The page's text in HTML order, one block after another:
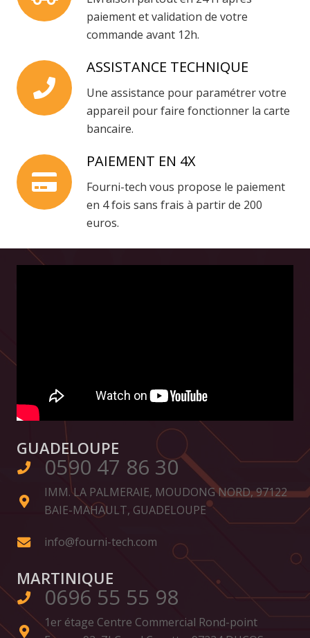
paiement et validation de votre
commande avant 12h.
ASSISTANCE TECHNIQUE
Une assistance pour paramétrer votre
appareil pour faire fonctionner la carte
bancaire.
PAIEMENT EN 4X
Fourni-tech vous propose le paiement
en 4 fois sans frais à partir de 200
euros.
GUADELOUPE
0590 47 86 30
IMM. LA PALMERAIE, MOUDONG NORD, 97122
BAIE-MAHAULT, GUADELOUPE
info@fourni-tech.com
MARTINIQUE
0696 55 55 98
1er étage Centre Commercial Rond-point